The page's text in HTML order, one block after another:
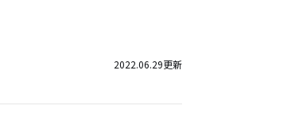
2022.06.29更新